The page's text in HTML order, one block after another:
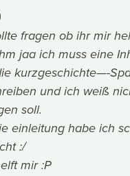
fragen ob ihr mir
jaa ich muss eine
kurzgeschichte—-
und ich weiß
soll.
einleitung habe ich
:/
mir :P